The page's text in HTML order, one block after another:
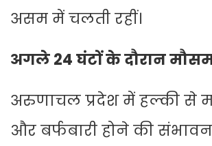
असम में चलती रहीं।
अगले 24 घंटों के दौरान
अरुणाचल प्रदेश में हल्की से
और बर्फबारी होने की